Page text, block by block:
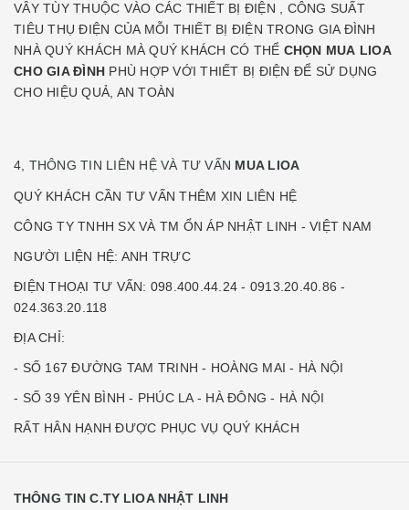
VÂY TÙY THUỘC VÀO CÁC THIẾT BỊ ĐIỆN , CÔNG SUẤT
TIÊU THỤ ĐIỆN CỦA MỖI THIẾT BỊ ĐIỆN TRONG GIA ĐÌNH
NHÀ QUÝ KHÁCH MÀ QUÝ KHÁCH CÓ THỂ CHỌN MUA LIOA
CHO GIA ĐÌNH PHÙ HỢP VỚI THIẾT BỊ ĐIỆN ĐỂ SỬ DỤNG
CHO HIỆU QUẢ, AN TOÀN
4, THÔNG TIN LIÊN HỆ VÀ TƯ VẤN MUA LIOA
QUÝ KHÁCH CẦN TƯ VẤN THÊM XIN LIÊN HỆ
CÔNG TY TNHH SX VÀ TM ỔN ÁP NHẬT LINH - VIỆT NAM
NGƯỜI LIỆN HỆ: ANH TRỰC
ĐIỆN THOẠI TƯ VẤN: 098.400.44.24 - 0913.20.40.86 -
024.363.20.118
ĐỊA CHỈ:
- SỐ 167 ĐƯỜNG TAM TRINH - HOÀNG MAI - HÀ NỘI
- SỐ 39 YÊN BÌNH - PHÚC LA - HÀ ĐÔNG - HÀ NỘI
RẤT HÂN HẠNH ĐƯỢC PHỤC VỤ QUÝ KHÁCH
THÔNG TIN C.TY LIOA NHẬT LINH